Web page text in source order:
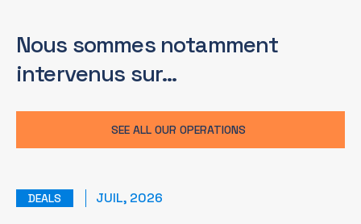
Nous sommes notamment
intervenus sur…
SEE ALL OUR OPERATIONS
DEALS JUIL, 2026